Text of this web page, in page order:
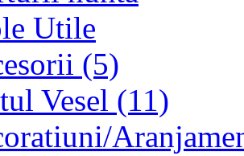
Utile
(5)
Vesel (11)